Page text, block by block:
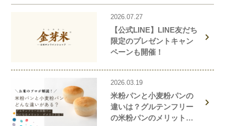
2026.07.27
【公式LINE】LINE友だち
限定のプレゼントキャン
ペーンも開催！
2026.03.19
米粉パンと小麦粉パンの
違いは？グルテンフリー
の米粉パンのメリット・